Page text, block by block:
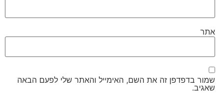
אתר
שמור בדפדפן זה את השם, האימייל והאתר שלי לפעם הבאה
שאגיב.